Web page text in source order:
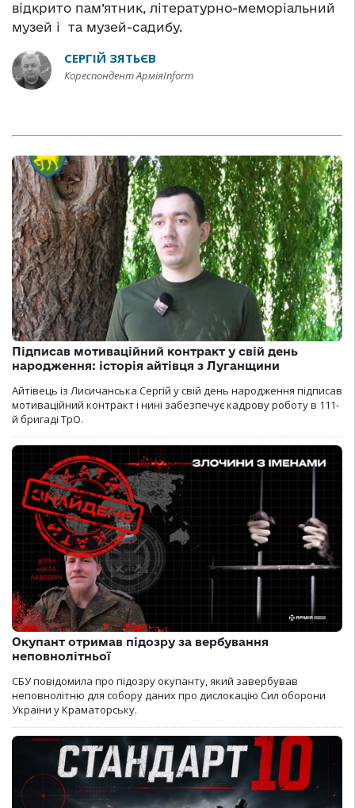
відкрито пам’ятник, літературно-меморіальний
музей і та музей-садибу.
СЕРГІЙ ЗЯТЬЄВ
Кореспондент АрміяInform
Підписав мотиваційний контракт у свій день
народження: історія айтівця з Луганщини
Айтівець із Лисичанська Сергій у свій день народження підписав
мотиваційний контракт і нині забезпечує кадрову роботу в 111-
й бригаді ТрО.
Окупант отримав підозру за вербування
неповнолітньої
СБУ повідомила про підозру окупанту, який завербував
неповнолітню для собору даних про дислокацію Сил оборони
України у Краматорську.